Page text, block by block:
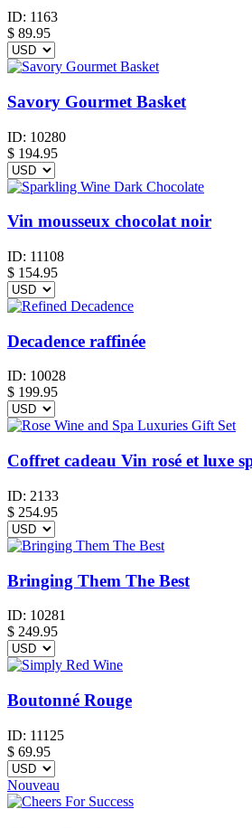
ID: 1163
$ 89.95
Savory Gourmet Basket
ID: 10280
$ 194.95
Vin mousseux chocolat noir
ID: 11108
$ 154.95
Decadence raffinée
ID: 10028
$ 199.95
Coffret cadeau Vin rosé et luxe
ID: 2133
$ 254.95
Bringing Them The Best
ID: 10281
$ 249.95
Boutonné Rouge
ID: 11125
$ 69.95
Nouveau